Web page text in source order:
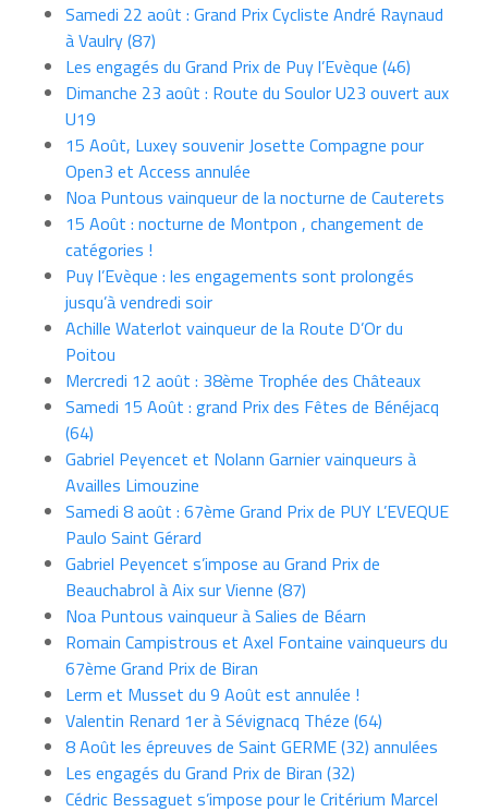
Samedi 22 août : Grand Prix Cycliste André Raynaud
à Vaulry (87)
Les engagés du Grand Prix de Puy l’Evèque (46)
Dimanche 23 août : Route du Soulor U23 ouvert aux
U19
15 Août, Luxey souvenir Josette Compagne pour
Open3 et Access annulée
Noa Puntous vainqueur de la nocturne de Cauterets
15 Août : nocturne de Montpon , changement de
catégories !
Puy l’Evèque : les engagements sont prolongés
jusqu’à vendredi soir
Achille Waterlot vainqueur de la Route D’Or du
Poitou
Mercredi 12 août : 38ème Trophée des Châteaux
Samedi 15 Août : grand Prix des Fêtes de Bénéjacq
(64)
Gabriel Peyencet et Nolann Garnier vainqueurs à
Availles Limouzine
Samedi 8 août : 67ème Grand Prix de PUY L’EVEQUE
Paulo Saint Gérard
Gabriel Peyencet s’impose au Grand Prix de
Beauchabrol à Aix sur Vienne (87)
Noa Puntous vainqueur à Salies de Béarn
Romain Campistrous et Axel Fontaine vainqueurs du
67ème Grand Prix de Biran
Lerm et Musset du 9 Août est annulée !
Valentin Renard 1er à Sévignacq Théze (64)
8 Août les épreuves de Saint GERME (32) annulées
Les engagés du Grand Prix de Biran (32)
Cédric Bessaguet s’impose pour le Critérium Marcel